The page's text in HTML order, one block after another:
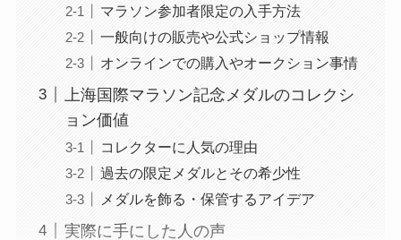
マラソン参加者限定の入手方法
一般向けの販売や公式ショップ情報
オンラインでの購入やオークション事情
上海国際マラソン記念メダルのコレクシ
ョン価値
コレクターに人気の理由
過去の限定メダルとその希少性
メダルを飾る・保管するアイデア
実際に手にした人の声